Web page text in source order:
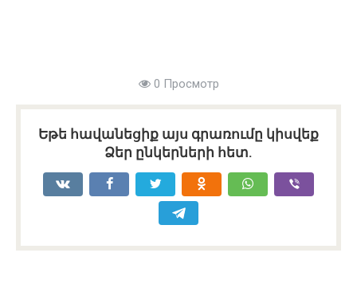
0 Просмотр
Եթե հավանեցիք այս գրառումը կիսվեք
Ձեր ընկերների հետ.